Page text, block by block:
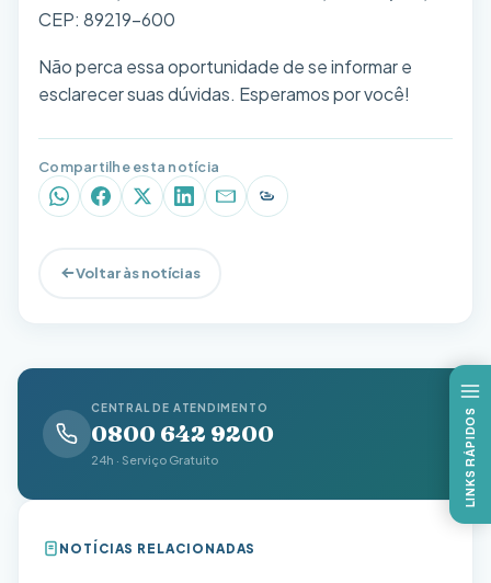
CEP: 89219-600
Não perca essa oportunidade de se informar e
esclarecer suas dúvidas. Esperamos por você!
Compartilhe esta notícia
WhatsAppFacebookX (Twitter)
LinkedInE-mailCopiar link
Voltar às notícias
CENTRAL DE ATENDIMENTO
0800 642 9200
24h · Serviço Gratuito
NOTÍCIAS RELACIONADAS
LINKS RÁPIDOS